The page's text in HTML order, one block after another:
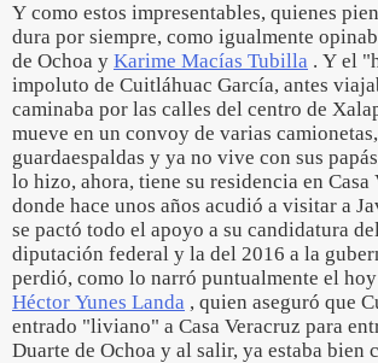
Y como estos impresentables, quienes
dura por siempre, como igualmente
de Ochoa y Karime Macías Tubilla . Y el
impoluto de Cuitláhuac García, antes
caminaba por las calles del centro de
mueve en un convoy de varias
guardaespaldas y ya no vive con sus
lo hizo, ahora, tiene su residencia en Casa
donde hace unos años acudió a visitar a
se pactó todo el apoyo a su candidatura
diputación federal y la del 2016 a la
perdió, como lo narró puntualmente el
Héctor Yunes Landa , quien aseguró que
entrado "liviano" a Casa Veracruz para
Duarte de Ochoa y al salir, ya estaba bien